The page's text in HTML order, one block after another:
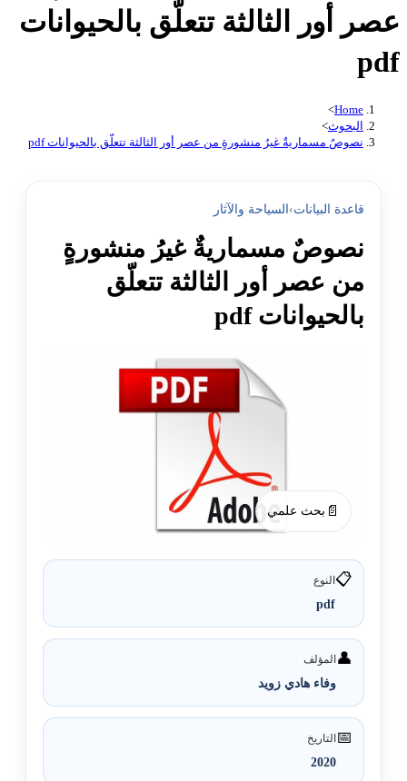
عصر أور الثالثة تتعلّق بالحيوانات
pdf
Home
>
البحوث>
نصوصٌ مسماريةٌ غيرُ منشورةٍ من عصر أور الثالثة تتعلّق بالحيوانات pdf
قاعدة البيانات› السياحة والآثار
نصوصٌ مسماريةٌ غيرُ منشورةٍ
من عصر أور الثالثة تتعلّق
بالحيوانات pdf
📄 بحث علمي
📋النوع
pdf
👤المؤلف
وفاء هادي زويد
📅التاريخ
2020